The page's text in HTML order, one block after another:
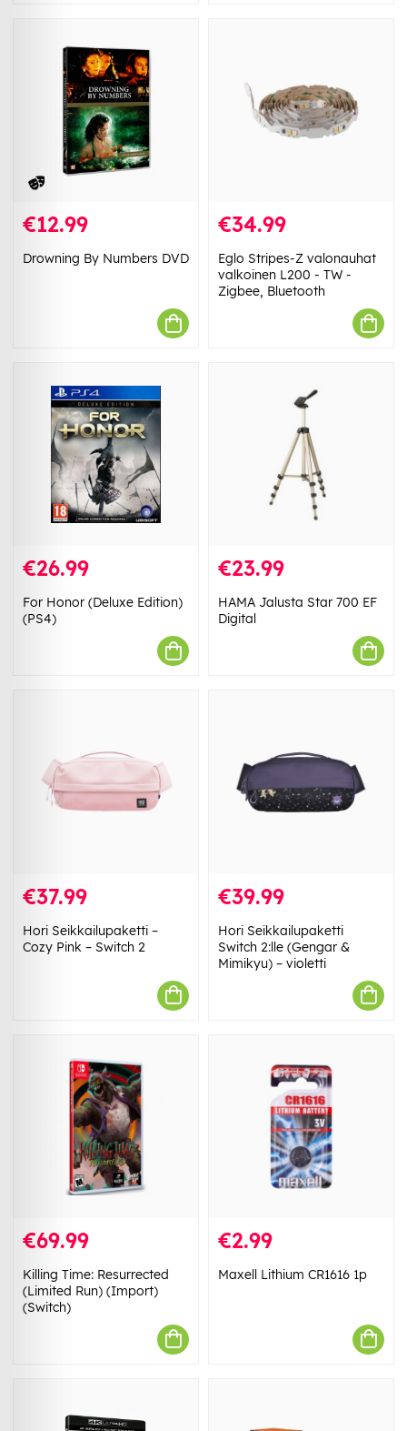
€12.99
Drowning By Numbers DVD
€34.99
Eglo Stripes-Z valonauhat
valkoinen L200 - TW -
Zigbee, Bluetooth
€26.99
For Honor (Deluxe Edition)
(PS4)
€23.99
HAMA Jalusta Star 700 EF
Digital
€37.99
Hori Seikkailupaketti –
Cozy Pink – Switch 2
€39.99
Hori Seikkailupaketti
Switch 2:lle (Gengar &
Mimikyu) – violetti
€69.99
Killing Time: Resurrected
(Limited Run) (Import)
(Switch)
€2.99
Maxell Lithium CR1616 1p